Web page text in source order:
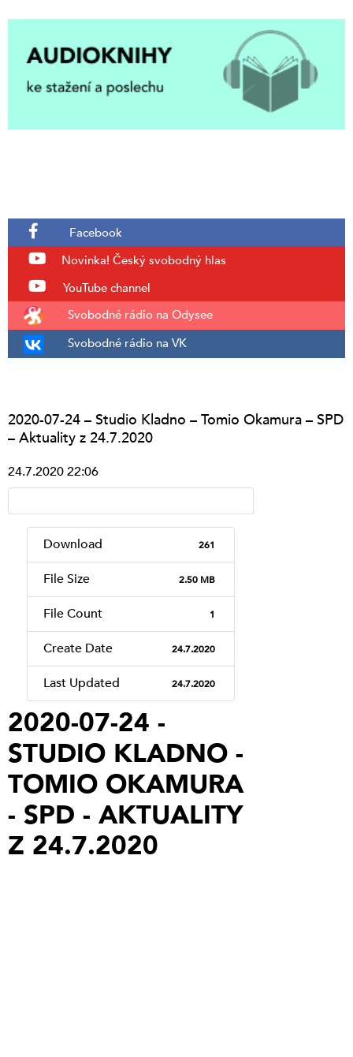
Facebook
Novinka! Český svobodný hlas
YouTube channel
Svobodné rádio na Odysee
Svobodné rádio na VK
2020-07-24 – Studio Kladno – Tomio Okamura – SPD
– Aktuality z 24.7.2020
24.7.2020 22:06
Download 261
File Size 2.50 MB
File Count 1
Create Date 24.7.2020
Last Updated 24.7.2020
2020-07-24 -
STUDIO KLADNO -
TOMIO OKAMURA
- SPD - AKTUALITY
Z 24.7.2020